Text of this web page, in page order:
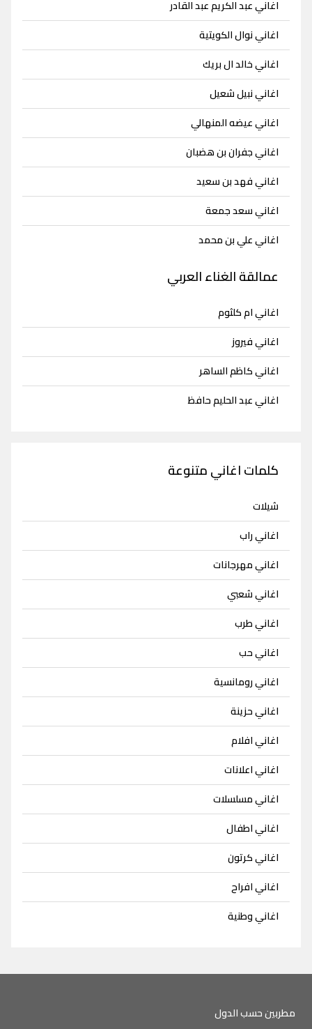
اغاني عبد الكريم عبد القادر
اغاني نوال الكويتية
اغاني خالد ال بريك
اغاني نبيل شعيل
اغاني عيضه المنهالي
اغاني جفران بن هضبان
اغاني فهد بن سعيد
اغاني سعد جمعة
اغاني علي بن محمد
عمالقة الغناء العربي
اغاني ام كلثوم
اغاني فيروز
اغاني كاظم الساهر
اغاني عبد الحليم حافظ
كلمات اغاني متنوعة
شيلات
اغاني راب
اغاني مهرجانات
اغاني شعبي
اغاني طرب
اغاني حب
اغاني رومانسية
اغاني حزينة
اغاني افلام
اغاني اعلانات
اغاني مسلسلات
اغاني اطفال
اغاني كرتون
اغاني افراح
اغاني وطنية
مطربين حسب الدول